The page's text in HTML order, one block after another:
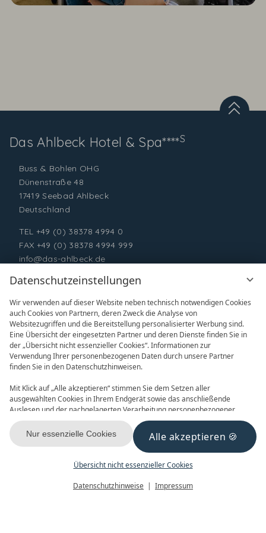
Datenschutzeinstellungen
Wir verwenden auf dieser Website neben technisch notwendigen Cookies
auch Cookies von Partnern, deren Zweck die Analyse von
Websitezugriffen und die Bereitstellung personalisierter Werbung sind.
Eine Übersicht der eingesetzten Partner und deren Dienste finden Sie in
der „Übersicht nicht essenzieller Cookies“. Informationen zur
Verwendung Ihrer personenbezogenen Daten durch unsere Partner
finden Sie in den Datenschutzhinweisen.
Mit Klick auf „Alle akzeptieren“ stimmen Sie dem Setzen aller
ausgewählten Cookies in Ihrem Endgerät sowie das anschließende
Auslesen und der nachgelagerten Verarbeitung personenbezogener
Daten (z.B. Ihrer IP-Adresse) durch uns und unseren Partnern zu. Falls
Sie damit nicht einverstanden sind, klicken Sie bitte auf „Nur essenzielle
Cookies“. Eine individuelle Auswahl können Sie unter „Übersicht nicht
essenzieller Cookies“ tätigen. Sie können Ihre Auswahl im Fußbereich
dieser Website oder in den Datenschutzhinweisen jederzeit aufrufen und
Alle akzeptieren
Nur essenzielle Cookies
Übersicht nicht essenzieller Cookies
Datenschutzhinweise Impressum
GutscheineBuchen
Das Ahlbeck Hotel & Spa****S
Buss & Bohlen OHG
Dünenstraße 48
17419 Seebad Ahlbeck
Deutschland
TEL +49 (0) 38378 4994 0
FAX +49 (0) 38378 4994 999
info@das-ahlbeck.de
ONLINE BUCHEN ANFRAGEN
GUTSCHEINE NEWSLETTER